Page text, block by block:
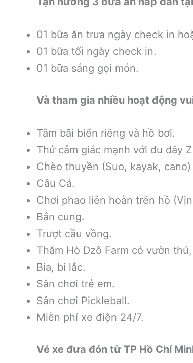
01 bữa ăn trưa ngày check in
01 bữa tối ngày check in.
01 bữa sáng gọi món.
Và tham gia nhiều hoạt động
Tắm bãi biển riêng và hồ bơi.
Thử cảm giác mạnh với đu dây
Chèo thuyền (Suo, kayak,
Câu Cá.
Chơi phao liên hoàn trên hồ
Bắn cung.
Trượt cầu vồng.
Thăm Hò Dzô Farm có vườn
Bia, bi lắc.
Sân chơi trẻ em.
Sân chơi Pickleball.
Miễn phí xe điện 24/7.
Vé xe đưa đón từ TP Hồ Chí